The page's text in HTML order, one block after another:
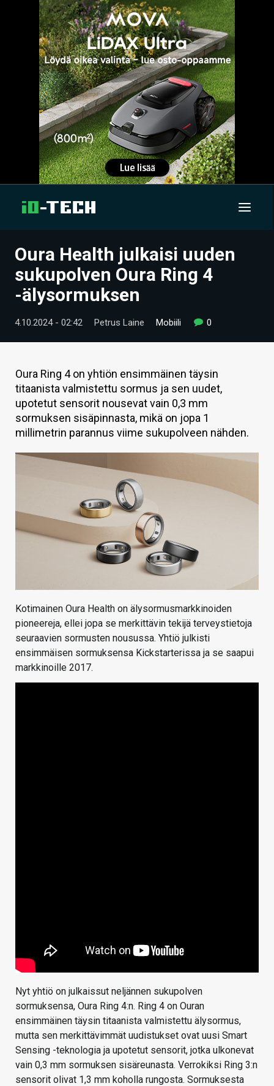
UUTISET
ARTIKKELIT
VIDEOT
TECHBBS
TIETOA
HINTA.FI
KAUPPA
Oura Health julkaisi uuden
sukupolven Oura Ring 4
-älysormuksen
4.10.2024 - 02:42 Petrus Laine Mobiili 0
Oura Ring 4 on yhtiön ensimmäinen täysin
titaanista valmistettu sormus ja sen uudet,
upotetut sensorit nousevat vain 0,3 mm
sormuksen sisäpinnasta, mikä on jopa 1
millimetrin parannus viime sukupolveen nähden.
Kotimainen Oura Health on älysormusmarkkinoiden
pioneereja, ellei jopa se merkittävin tekijä terveystietoja
seuraavien sormusten nousussa. Yhtiö julkisti
ensimmäisen sormuksensa Kickstarterissa ja se saapui
markkinoille 2017.
Nyt yhtiö on julkaissut neljännen sukupolven
sormuksensa, Oura Ring 4:n. Ring 4 on Ouran
ensimmäinen täysin titaanista valmistettu älysormus,
mutta sen merkittävimmät uudistukset ovat uusi Smart
Sensing -teknologia ja upotetut sensorit, jotka ulkonevat
vain 0,3 mm sormuksen sisäreunasta. Verrokiksi Ring 3:n
sensorit olivat 1,3 mm koholla rungosta. Sormuksesta